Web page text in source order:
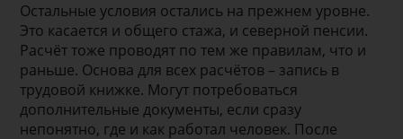
Остальные условия остались на прежнем уровне.
Это касается и общего стажа, и северной пенсии.
Расчёт тоже проводят по тем же правилам, что и
раньше. Основа для всех расчётов – запись в
трудовой книжке. Могут потребоваться
дополнительные документы, если сразу
непонятно, где и как работал человек. После